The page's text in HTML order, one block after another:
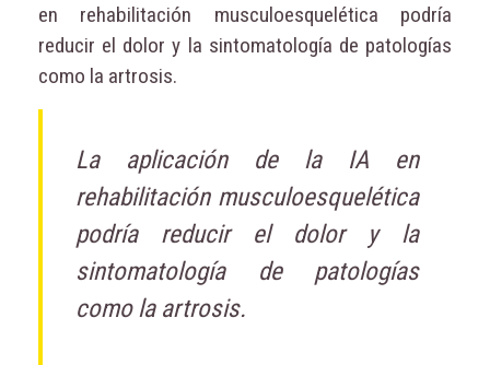
en rehabilitación musculoesquelética podría
reducir el dolor y la sintomatología de patologías
como la artrosis.
La aplicación de la IA en
rehabilitación musculoesquelética
podría reducir el dolor y la
sintomatología de patologías
como la artrosis.